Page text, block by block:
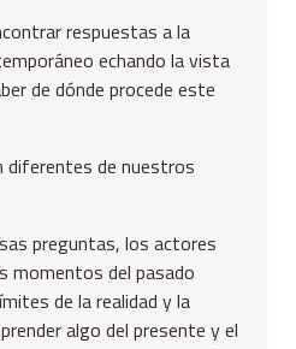
respuestas a la
echando la vista
de dónde procede este
diferentes de nuestros
preguntas, los actores
momentos del pasado
de la realidad y la
algo del presente y el